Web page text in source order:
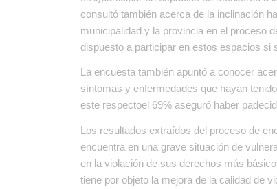
consultó también acerca de la inclinación
municipalidad y la provincia en el proceso
dispuesto a participar en estos espacios si
La encuesta también apuntó a conocer
síntomas y enfermedades que hayan
este respectoel 69% aseguró haber
Los resultados extraídos del proceso de
encuentra en una grave situación de
en la violación de sus derechos más
tiene por objeto la mejora de la calidad de